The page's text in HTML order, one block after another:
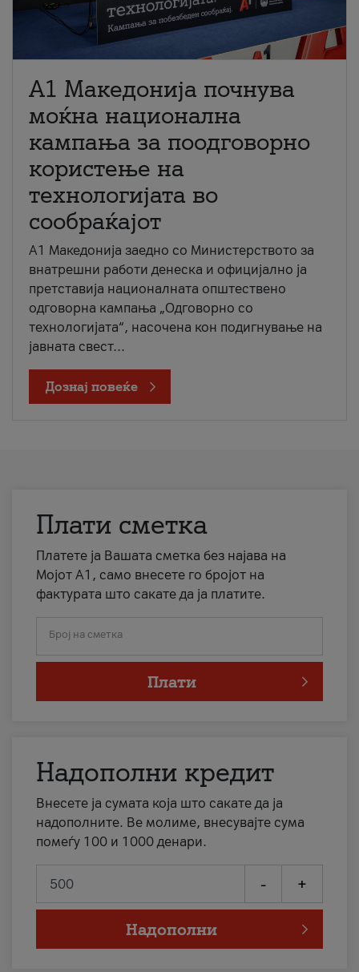
A1 Македонија почнува
моќна национална
кампања за поодговорно
користење на
технологијата во
сообраќајот
A1 Македонија заедно со Министерството за
внатрешни работи денеска и официјално ја
претставија националната општествено
одговорна кампања „Одговорно со
технологијата“, насочена кон подигнување на
јавната свест...
Дознај повеќе
Плати сметка
Платете ја Вашата сметка без најава на
Мојот А1, само внесете го бројот на
фактурата што сакате да ја платите.
Број на сметка
Плати
Надополни кредит
Внесете ја сумата која што сакате да ја
надополните. Ве молиме, внесувајте сума
помеѓу 100 и 1000 денари.
- +
Надополни